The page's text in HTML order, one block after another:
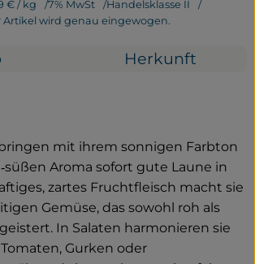
€/ kg 7% MwSt
Handelsklasse II
Artikel wird genau eingewogen.
Herkunft
mit ihrem sonnigen Farbton
Aroma sofort gute Laune in
zartes Fruchtfleisch macht sie
Gemüse, das sowohl roh als
In Salaten harmonieren sie
Gurken oder